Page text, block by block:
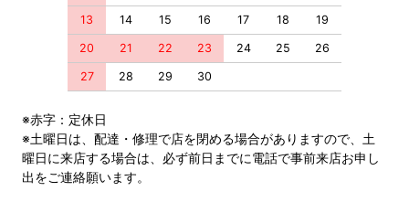
13 14 15 16 17 18 19
20 21 22 23 24 25 26
27 28 29 30
※赤字：定休日
※土曜日は、配達・修理で店を閉める場合がありますので、土
曜日に来店する場合は、必ず前日までに電話で事前来店お申し
出をご連絡願います。